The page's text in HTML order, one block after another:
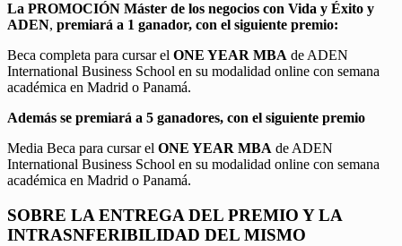
La PROMOCIÓN Máster de los negocios con Vida y Éxito y
ADEN, premiará a 1 ganador, con el siguiente premio:
Beca completa para cursar el ONE YEAR MBA de ADEN
International Business School en su modalidad online con semana
académica en Madrid o Panamá.
Además se premiará a 5 ganadores, con el siguiente premio
Media Beca para cursar el ONE YEAR MBA de ADEN
International Business School en su modalidad online con semana
académica en Madrid o Panamá.
SOBRE LA ENTREGA DEL PREMIO Y LA
INTRASNFERIBILIDAD DEL MISMO